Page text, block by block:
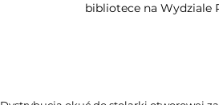
bibliotece na Wydziale